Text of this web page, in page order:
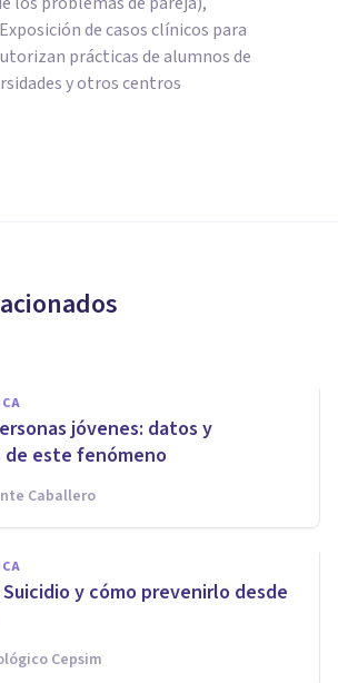
de casos clínicos para
prácticas de alumnos de
y otros centros
jóvenes: datos y
este fenómeno
Caballero
y cómo prevenirlo desde
Cepsim
Sara Green, una
años que se
un centro
Corbin